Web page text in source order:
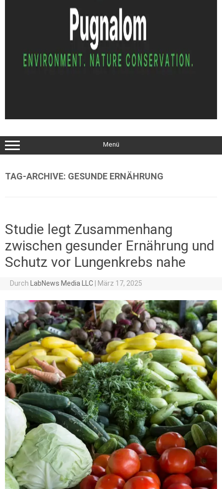
Menü
TAG-ARCHIVE: GESUNDE ERNÄHRUNG
Studie legt Zusammenhang
zwischen gesunder Ernährung und
Schutz vor Lungenkrebs nahe
Durch LabNews Media LLC März 17, 2025